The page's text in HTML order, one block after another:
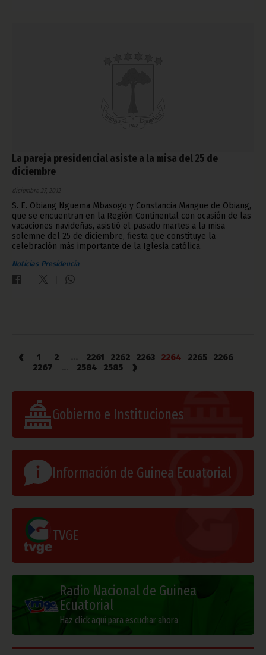
La pareja presidencial asiste a la misa del 25 de
diciembre
diciembre 27, 2012
S. E. Obiang Nguema Mbasogo y Constancia Mangue de Obiang,
que se encuentran en la Región Continental con ocasión de las
vacaciones navideñas, asistió el pasado martes a la misa
solemne del 25 de diciembre, fiesta que constituye la
celebración más importante de la Iglesia católica.
Noticias Presidencia
‹ 1 2 2261 2262 2263 2264 2265
2266
2267
2584 2585 ›
Gobierno e Instituciones
Información de Guinea Ecuatorial
TVGE
Radio Nacional de Guinea
Ecuatorial
Haz click aquí para escuchar ahora